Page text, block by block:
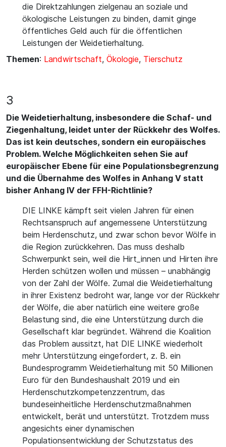
die Direktzahlungen zielgenau an soziale und
ökologische Leistungen zu binden, damit ginge
öffentliches Geld auch für die öffentlichen
Leistungen der Weidetierhaltung.
Themen: Landwirtschaft, Ökologie, Tierschutz
3
Die Weidetierhaltung, insbesondere die Schaf- und
Ziegenhaltung, leidet unter der Rückkehr des Wolfes.
Das ist kein deutsches, sondern ein europäisches
Problem. Welche Möglichkeiten sehen Sie auf
europäischer Ebene für eine Populationsbegrenzung
und die Übernahme des Wolfes in Anhang V statt
bisher Anhang IV der FFH-Richtlinie?
DIE LINKE kämpft seit vielen Jahren für einen
Rechtsanspruch auf angemessene Unterstützung
beim Herdenschutz, und zwar schon bevor Wölfe in
die Region zurückkehren. Das muss deshalb
Schwerpunkt sein, weil die Hirt_innen und Hirten ihre
Herden schützen wollen und müssen – unabhängig
von der Zahl der Wölfe. Zumal die Weidetierhaltung
in ihrer Existenz bedroht war, lange vor der Rückkehr
der Wölfe, die aber natürlich eine weitere große
Belastung sind, die eine Unterstützung durch die
Gesellschaft klar begründet. Während die Koalition
das Problem aussitzt, hat DIE LINKE wiederholt
mehr Unterstützung eingefordert, z. B. ein
Bundesprogramm Weidetierhaltung mit 50 Millionen
Euro für den Bundeshaushalt 2019 und ein
Herdenschutzkompetenzzentrum, das
bundeseinheitliche Herdenschutzmaßnahmen
entwickelt, berät und unterstützt. Trotzdem muss
angesichts einer dynamischen
Populationsentwicklung der Schutzstatus des